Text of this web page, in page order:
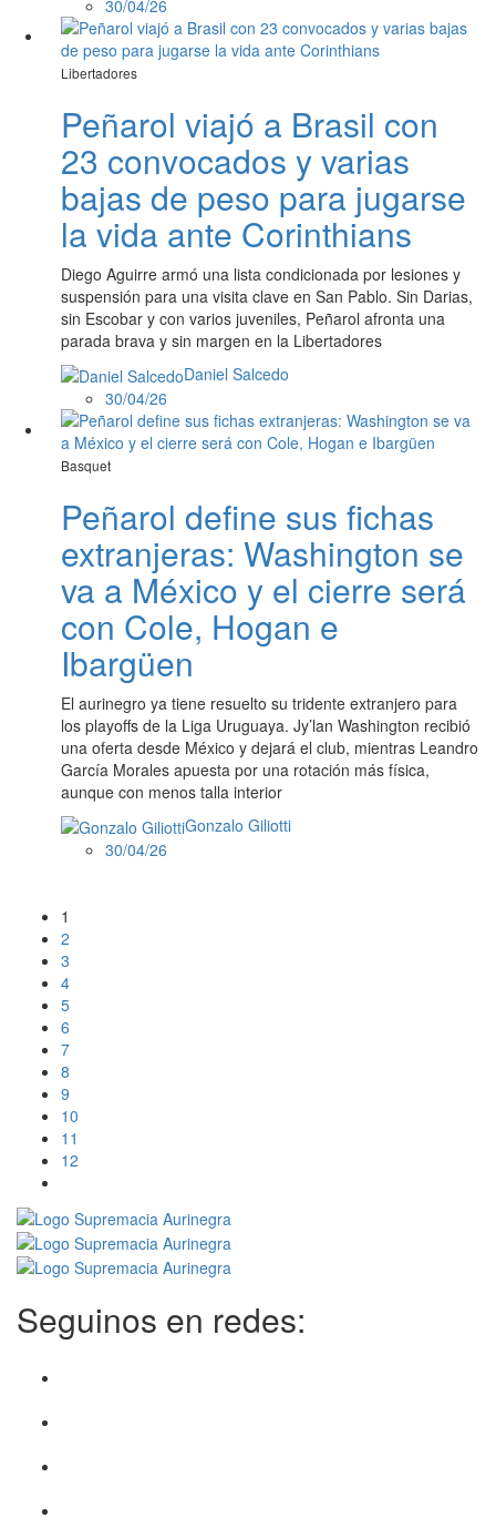
30/04/26
Libertadores
Peñarol viajó a Brasil con
23 convocados y varias
bajas de peso para jugarse
la vida ante Corinthians
Diego Aguirre armó una lista condicionada por lesiones y
suspensión para una visita clave en San Pablo. Sin Darias,
sin Escobar y con varios juveniles, Peñarol afronta una
parada brava y sin margen en la Libertadores
Daniel Salcedo
30/04/26
Basquet
Peñarol define sus fichas
extranjeras: Washington se
va a México y el cierre será
con Cole, Hogan e
Ibargüen
El aurinegro ya tiene resuelto su tridente extranjero para
los playoffs de la Liga Uruguaya. Jy’lan Washington recibió
una oferta desde México y dejará el club, mientras Leandro
García Morales apuesta por una rotación más física,
aunque con menos talla interior
Gonzalo Giliotti
30/04/26
1
2
3
4
5
6
7
8
9
10
11
12
Seguinos en redes: